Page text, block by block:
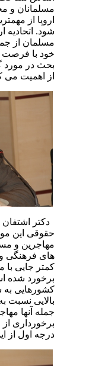
مسلمانان و
اروپا از
شود. اتحادیه
مسلمان از
خود با فرصت
بحث در مورد
از اهمیت می
دکتر اشتفان
حقوقی این
مهاجرین و
های فرهنگی و
کمتر جایی
برخورد شده
کشورهایی به
بالایی نسبت
جمله آنها
برخورداری
درجه اول از